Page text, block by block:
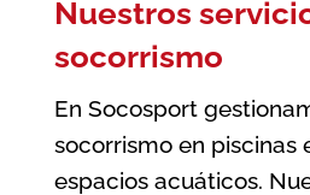
Nuestros
socorrismo
En Socosport
socorrismo en piscinas
espacios acuáticos.